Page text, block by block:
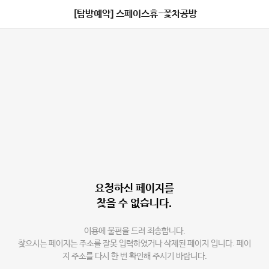
[탐방예약] 스페이스휴-꽃차공방
요청하신 페이지를
찾을 수 없습니다.
이용에 불편을 드려 죄송합니다.
찾으시는 페이지는 주소를 잘못 입력하였거나 삭제된 페이지 입니다. 페이
지 주소를 다시 한 번 확인해 주시기 바랍니다.